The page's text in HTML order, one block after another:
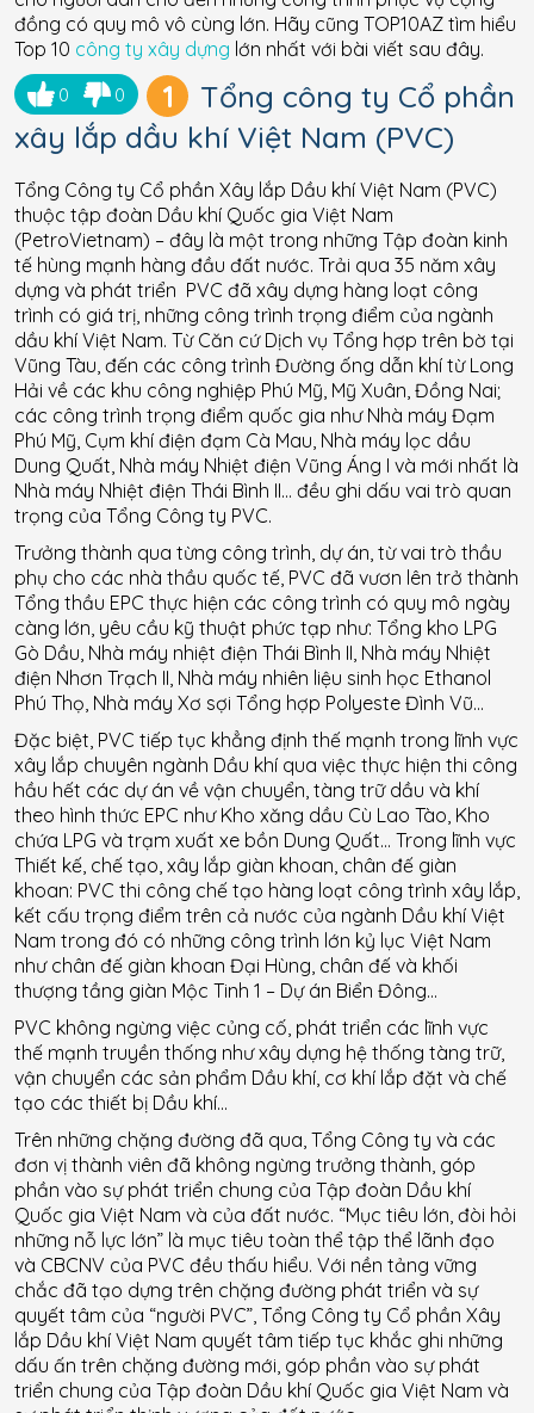
đồng có quy mô vô cùng lớn. Hãy cũng TOP10AZ tìm hiểu
Top 10 công ty xây dựng lớn nhất với bài viết sau đây.
0 0 1
Tổng công ty Cổ phần
xây lắp dầu khí Việt Nam (PVC)
Tổng Công ty Cổ phần Xây lắp Dầu khí Việt Nam (PVC)
thuộc tập đoàn Dầu khí Quốc gia Việt Nam
(PetroVietnam) – đây là một trong những Tập đoàn kinh
tế hùng mạnh hàng đầu đất nước. Trải qua 35 năm xây
dựng và phát triển PVC đã xây dựng hàng loạt công
trình có giá trị, những công trình trọng điểm của ngành
dầu khí Việt Nam. Từ Căn cứ Dịch vụ Tổng hợp trên bờ tại
Vũng Tàu, đến các công trình Đường ống dẫn khí từ Long
Hải về các khu công nghiệp Phú Mỹ, Mỹ Xuân, Đồng Nai;
các công trình trọng điểm quốc gia như Nhà máy Đạm
Phú Mỹ, Cụm khí điện đạm Cà Mau, Nhà máy lọc dầu
Dung Quất, Nhà máy Nhiệt điện Vũng Áng I và mới nhất là
Nhà máy Nhiệt điện Thái Bình II… đều ghi dấu vai trò quan
trọng của Tổng Công ty PVC.
Trưởng thành qua từng công trình, dự án, từ vai trò thầu
phụ cho các nhà thầu quốc tế, PVC đã vươn lên trở thành
Tổng thầu EPC thực hiện các công trình có quy mô ngày
càng lớn, yêu cầu kỹ thuật phức tạp như: Tổng kho LPG
Gò Dầu, Nhà máy nhiệt điện Thái Bình II, Nhà máy Nhiệt
điện Nhơn Trạch II, Nhà máy nhiên liệu sinh học Ethanol
Phú Thọ, Nhà máy Xơ sợi Tổng hợp Polyeste Đình Vũ…
Đặc biệt, PVC tiếp tục khẳng định thế mạnh trong lĩnh vực
xây lắp chuyên ngành Dầu khí qua việc thực hiện thi công
hầu hết các dự án về vận chuyển, tàng trữ dầu và khí
theo hình thức EPC như Kho xăng dầu Cù Lao Tào, Kho
chứa LPG và trạm xuất xe bồn Dung Quất… Trong lĩnh vực
Thiết kế, chế tạo, xây lắp giàn khoan, chân đế giàn
khoan: PVC thi công chế tạo hàng loạt công trình xây lắp,
kết cấu trọng điểm trên cả nước của ngành Dầu khí Việt
Nam trong đó có những công trình lớn kỷ lục Việt Nam
như chân đế giàn khoan Đại Hùng, chân đế và khối
thượng tầng giàn Mộc Tinh 1 – Dự án Biển Đông…
PVC không ngừng việc củng cố, phát triển các lĩnh vực
thế mạnh truyền thống như xây dựng hệ thống tàng trữ,
vận chuyển các sản phẩm Dầu khí, cơ khí lắp đặt và chế
tạo các thiết bị Dầu khí…
Trên những chặng đường đã qua, Tổng Công ty và các
đơn vị thành viên đã không ngừng trưởng thành, góp
phần vào sự phát triển chung của Tập đoàn Dầu khí
Quốc gia Việt Nam và của đất nước. “Mục tiêu lớn, đòi hỏi
những nỗ lực lớn” là mục tiêu toàn thể tập thể lãnh đạo
và CBCNV của PVC đều thấu hiểu. Với nền tảng vững
chắc đã tạo dựng trên chặng đường phát triển và sự
quyết tâm của “người PVC”, Tổng Công ty Cổ phần Xây
lắp Dầu khí Việt Nam quyết tâm tiếp tục khắc ghi những
dấu ấn trên chặng đường mới, góp phần vào sự phát
triển chung của Tập đoàn Dầu khí Quốc gia Việt Nam và